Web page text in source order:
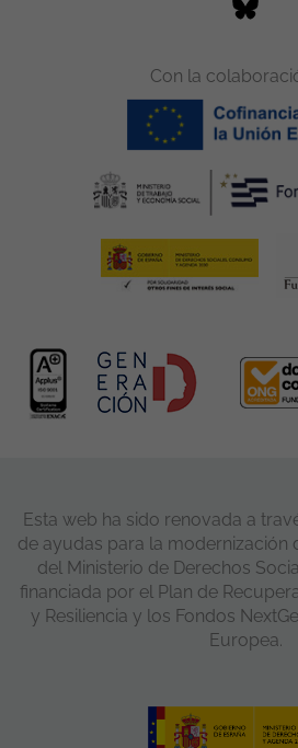
Con la
Esta web ha sido renovada a
de ayudas para la modernización
del Ministerio de Derechos
financiada por el Plan de
y Resiliencia y los Fondos
Europea.